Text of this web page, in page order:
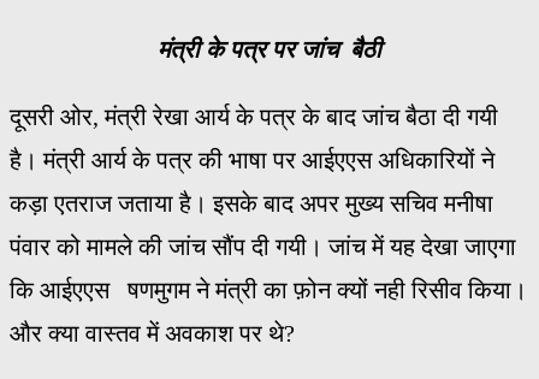
मंत्री के पत्र पर जांच बैठी
दूसरी ओर, मंत्री रेखा आर्य के पत्र के बाद जांच बैठा दी गयी
है। मंत्री आर्य के पत्र की भाषा पर आईएएस अधिकारियों ने
कड़ा एतराज जताया है। इसके बाद अपर मुख्य सचिव मनीषा
पंवार को मामले की जांच सौंप दी गयी। जांच में यह देखा जाएगा
कि आईएएस षणमुगम ने मंत्री का फ़ोन क्यों नही रिसीव किया।
और क्या वास्तव में अवकाश पर थे?